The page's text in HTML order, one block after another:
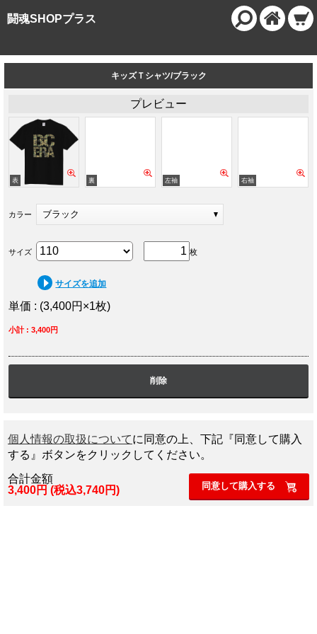
闘魂SHOPプラス
キッズＴシャツ/ブラック
プレビュー
カラー ブラック
枚
サイズ
サイズを追加
単価 : (3,400円×1枚)
小計 : 3,400円
削除
個人情報の取扱についてに同意の上、下記『同意して購入
する』ボタンをクリックしてください。
合計金額
3,400円 (税込3,740円)
同意して購入する